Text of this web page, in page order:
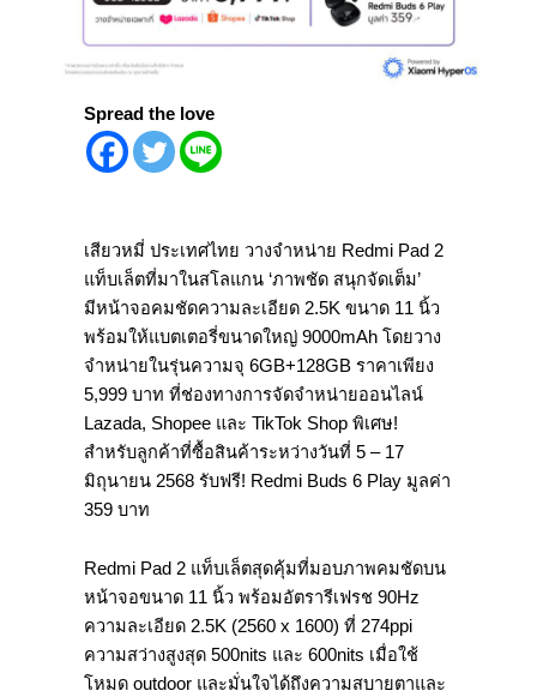
Spread the love
เสียวหมี่ ประเทศไทย วางจำหน่าย Redmi Pad 2
แท็บเล็ตที่มาในสโลแกน ‘ภาพชัด สนุกจัดเต็ม’
มีหน้าจอคมชัดความละเอียด 2.5K ขนาด 11 นิ้ว
พร้อมให้แบตเตอรี่ขนาดใหญ่ 9000mAh โดยวาง
จำหน่ายในรุ่นความจุ 6GB+128GB ราคาเพียง
5,999 บาท ที่ช่องทางการจัดจำหน่ายออนไลน์
Lazada, Shopee และ TikTok Shop พิเศษ!
สำหรับลูกค้าที่ซื้อสินค้าระหว่างวันที่ 5 – 17
มิถุนายน 2568 รับฟรี! Redmi Buds 6 Play มูลค่า
359 บาท
Redmi Pad 2 แท็บเล็ตสุดคุ้มที่มอบภาพคมชัดบน
หน้าจอขนาด 11 นิ้ว พร้อมอัตรารีเฟรช 90Hz
ความละเอียด 2.5K (2560 x 1600) ที่ 274ppi
ความสว่างสูงสุด 500nits และ 600nits เมื่อใช้
โหมด outdoor และมั่นใจได้ถึงความสบายตาและ